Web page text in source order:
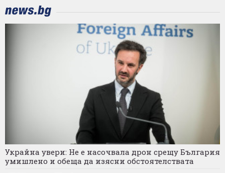
Украйна увери: Не е насочвала дрон срещу България
умишлено и обеща да изясни обстоятелствата